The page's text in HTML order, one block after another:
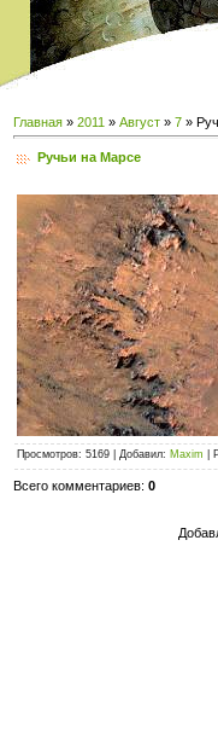
Главная » 2011 » Август » 7 »
Ручьи на Марсе
Просмотров: 5169 | Добавил: Maxim
Всего комментариев: 0